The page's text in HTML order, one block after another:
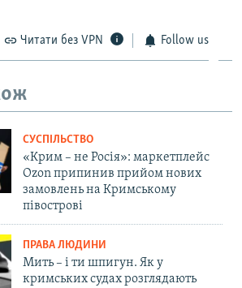
Читати без VPN Follow us
СУСПІЛЬСТВО
«Крим – не Росія»: маркетплейс
Ozon припинив прийом нових
замовлень на Кримському
півострові
ПРАВА ЛЮДИНИ
Мить – і ти шпигун. Як у
кримських судах розглядають